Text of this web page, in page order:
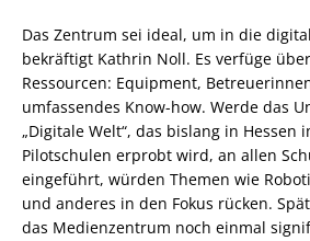
Das Zentrum sei ideal, um in die
bekräftigt Kathrin Noll. Es verfüge
Ressourcen: Equipment,
umfassendes Know-how. Werde das
„Digitale Welt“, das bislang in Hessen
Pilotschulen erprobt wird, an allen
eingeführt, würden Themen wie
und anderes in den Fokus rücken.
das Medienzentrum noch einmal